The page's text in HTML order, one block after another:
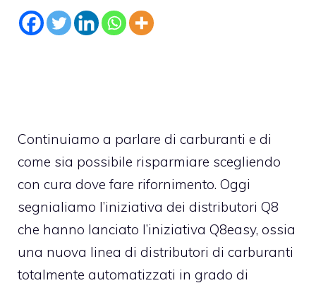
Continuiamo a parlare di carburanti e di
come sia possibile risparmiare scegliendo
con cura dove fare rifornimento. Oggi
segnialiamo l’iniziativa dei distributori Q8
che hanno lanciato l’iniziativa Q8easy, ossia
una nuova linea di distributori di carburanti
totalmente automatizzati in grado di